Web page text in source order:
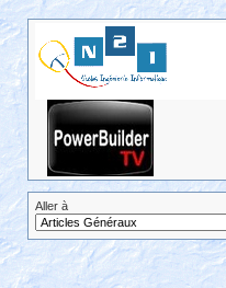
Aller à